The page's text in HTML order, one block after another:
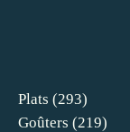
Plats (293)
Goûters (219)